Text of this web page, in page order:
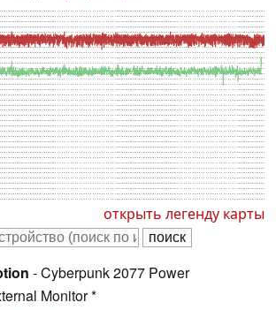
открыть легенду карты
- Cyberpunk 2077 Power
Monitor *